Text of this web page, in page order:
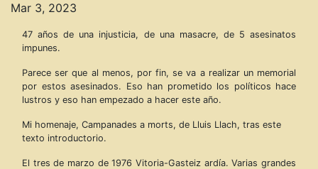
Mar 3, 2023
47 años de una injusticia, de una masacre, de 5 asesinatos
impunes.
Parece ser que al menos, por fin, se va a realizar un memorial
por estos asesinados. Eso han prometido los políticos hace
lustros y eso han empezado a hacer este año.
Mi homenaje, Campanades a morts, de Lluis Llach, tras este
texto introductorio.
El tres de marzo de 1976 Vitoria-Gasteiz ardía. Varias grandes